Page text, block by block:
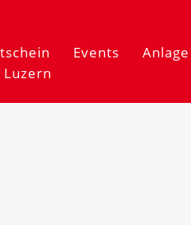
Events
Anlage